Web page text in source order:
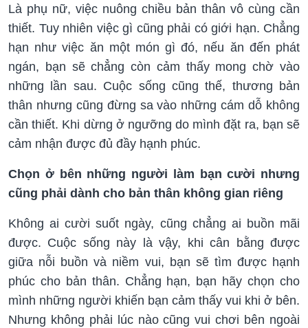
Là phụ nữ, việc nuông chiều bản thân vô cùng cần
thiết. Tuy nhiên việc gì cũng phải có giới hạn. Chẳng
hạn như việc ăn một món gì đó, nếu ăn đến phát
ngán, bạn sẽ chẳng còn cảm thấy mong chờ vào
những lần sau. Cuộc sống cũng thế, thương bản
thân nhưng cũng đừng sa vào những cám dỗ không
cần thiết. Khi dừng ở ngưỡng do mình đặt ra, bạn sẽ
cảm nhận được đủ đầy hạnh phúc.
Chọn ở bên những người làm bạn cười nhưng
cũng phải dành cho bản thân không gian riêng
Không ai cười suốt ngày, cũng chẳng ai buồn mãi
được. Cuộc sống này là vậy, khi cân bằng được
giữa nỗi buồn và niềm vui, bạn sẽ tìm được hạnh
phúc cho bản thân. Chẳng hạn, bạn hãy chọn cho
mình những người khiến bạn cảm thấy vui khi ở bên.
Nhưng không phải lúc nào cũng vui chơi bên ngoài